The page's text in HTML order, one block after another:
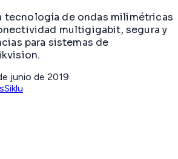
tecnología de ondas milimétricas
multigigabit, segura y
para sistemas de
junio de 2019·
Siklu